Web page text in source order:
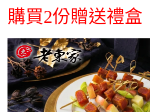
購買2份贈送禮盒